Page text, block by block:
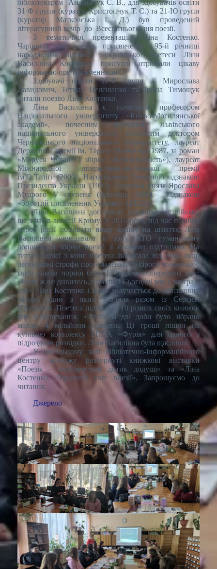
бібліотекарем Андрійчук С. В., для здобувачів освіти
31-Ф групи (куратор Кристопчук Т. Є.) та 21-Ю групи
(куратор Матковська І. Д.) був проведений
літературний вечір до Всесвітнього дня поезії.
З тематичної презентації «Ліна Костенко.
Чарівний світ поезії», присвяченої 95-й річниці
народження відомої української поетеси Ліни
Василівна Костенко, присутні отримали цікаву
інформацію про письменницю.
Здобувачі освіти 31-Ф групи – Мирослава
Давидович, Тетяна Пелешанко та Ірина Тимощук
читали поезію Ліни Костенко.
Ліна Василівна є почесним професором
Національного університету «Києво-Могилянської
академії», почесним доктором Львівського
національного університету, почесним доктором
Чернівецького національного університету, лауреат
Державної премії ім. Тараса Шевченка (1987, за роман
«Маруся Чурай» і збірку «Неповторність»), лауреат
Міжнародної літературно-мистецької премії
ім.О.Теліги (2000). Нагороджена Почесною відзнакою
Президента України (1992), Орденом князя Ярослава
Мудрого V ступеня (березень 2000), відзнакою
«Золотий письменник України» (2012).
Ліна Василівна допомагає українському війську
ще з часів анексії Криму. У 2015 році, під час перших
спроб росії розірвати нашу країну на шмаття, Ліна
Василівна передавала в зону АТО гуманітарну
допомогу і збірки поезій зі словами підтримки. На
титулі однієї з книг поетеса написала від руки нині
легендарні строфи про «маленького сірого чоловічка»,
який накоїв чорної біди. І пророче попередила світ:
«Куди ж ви дивитесь, народи?! Сьогодні ми, а завтра –
ви». Ліна Костенко і зараз долучається до військових
зборів, один з яких зробила разом із Сергієм
Притулою. Поетеса підписала 10 різних своїх книжок
для розігрування. «Рівно за дві доби було зібрано
майже 4 мільйони гривень. Ці гроші пішли на
купівлю комплексу БПЛА «Фурія» для одного з
підрозділів розвідки. Ліна Василівна була щаслива!
У читальному залі бібліотечно-інформаційного
центру коледжу розгорнуті книжкові виставки
«Поезія – безсмертний дотик додуші» та «Ліна
Костенко. Чарівний світ поезії». Запрошуємо до
читання.
Джерело